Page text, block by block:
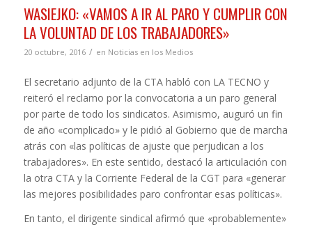
WASIEJKO: «VAMOS A IR AL PARO Y CUMPLIR CON
LA VOLUNTAD DE LOS TRABAJADORES»
20 octubre, 2016 / en Noticias en los Medios
El secretario adjunto de la CTA habló con LA TECNO y
reiteró el reclamo por la convocatoria a un paro general
por parte de todo los sindicatos. Asimismo, auguró un fin
de año «complicado» y le pidió al Gobierno que de marcha
atrás con «las políticas de ajuste que perjudican a los
trabajadores». En este sentido, destacó la articulación con
la otra CTA y la Corriente Federal de la CGT para «generar
las mejores posibilidades paro confrontar esas políticas».
En tanto, el dirigente sindical afirmó que «probablemente»